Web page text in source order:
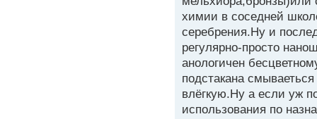
химии в соседней
серебрения.Ну и
регулярно-просто
анологичен
подстакана
влёгкую.Ну а если уж
использования по